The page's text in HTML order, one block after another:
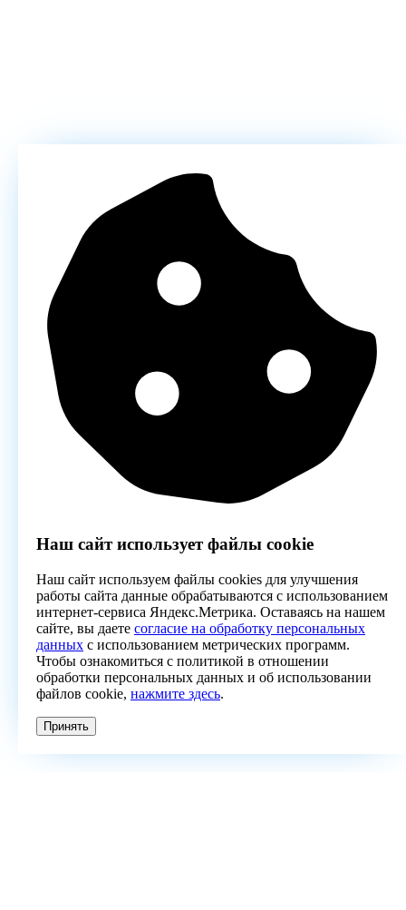
Наш сайт использует файлы cookie
Наш сайт используем файлы cookies для улучшения
работы сайта данные обрабатываются с использованием
интернет-сервиса Яндекс.Метрика. Оставаясь на нашем
сайте, вы даете согласие на обработку персональных
данных с использованием метрических программ.
Чтобы ознакомиться с политикой в отношении
обработки персональных данных и об использовании
файлов cookie, нажмите здесь.
Принять